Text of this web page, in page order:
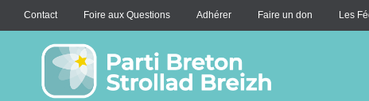
Contact Foire aux Questions Adhérer Faire un don Les